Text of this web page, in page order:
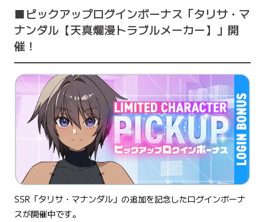
■ピックアップログインボーナス「タリサ・マ
ナンダル【天真爛漫トラブルメーカー】」開
催！
SSR「タリサ・マナンダル」の追加を記念したログインボーナ
スが開催中です。